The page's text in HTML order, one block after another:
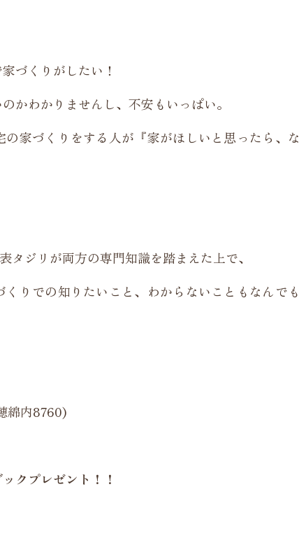
づくりがしたい！
かわかりませんし、不安もいっぱい。
家づくりをする人が『家がほしいと思ったら、な
ジリが両方の専門知識を踏まえた上で、
りでの知りたいこと、わからないこともなんでも
綿内8760)
クプレゼント！！